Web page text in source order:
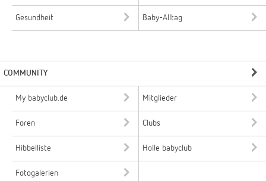
Gesundheit Baby-Alltag
COMMUNITY
My babyclub.de Mitglieder
Foren Clubs
Hibbelliste Holle babyclub
Fotogalerien